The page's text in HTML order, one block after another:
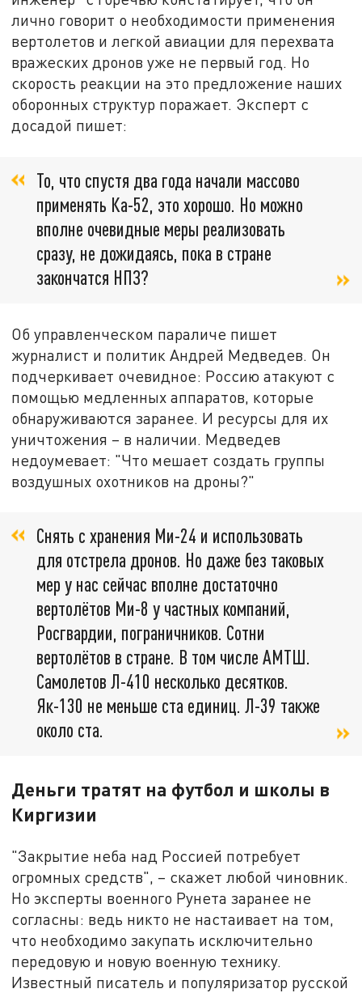
лично говорит о необходимости применения
вертолетов и легкой авиации для перехвата
вражеских дронов уже не первый год. Но
скорость реакции на это предложение наших
оборонных структур поражает. Эксперт с
досадой пишет:
То, что спустя два года начали массово
применять Ка-52, это хорошо. Но можно
вполне очевидные меры реализовать
сразу, не дожидаясь, пока в стране
закончатся НПЗ?
Об управленческом параличе пишет
журналист и политик Андрей Медведев. Он
подчеркивает очевидное: Россию атакуют с
помощью медленных аппаратов, которые
обнаруживаются заранее. И ресурсы для их
уничтожения – в наличии. Медведев
недоумевает: "Что мешает создать группы
воздушных охотников на дроны?"
Снять с хранения Ми-24 и использовать
для отстрела дронов. Но даже без таковых
мер у нас сейчас вполне достаточно
вертолётов Ми-8 у частных компаний,
Росгвардии, пограничников. Сотни
вертолётов в стране. В том числе АМТШ.
Самолетов Л-410 несколько десятков.
Як-130 не меньше ста единиц. Л-39 также
около ста.
Деньги тратят на футбол и школы в
Киргизии
"Закрытие неба над Россией потребует
огромных средств", – скажет любой чиновник.
Но эксперты военного Рунета заранее не
согласны: ведь никто не настаивает на том,
что необходимо закупать исключительно
передовую и новую военную технику.
Известный писатель и популяризатор русской